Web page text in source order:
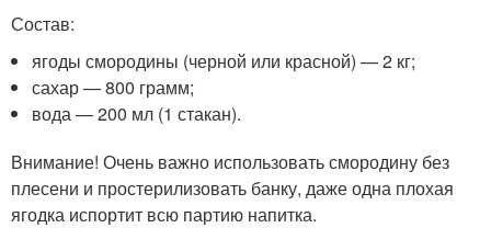
Состав:
ягоды смородины (черной или красной) — 2 кг;
сахар — 800 грамм;
вода — 200 мл (1 стакан).
Внимание! Очень важно использовать смородину без
плесени и простерилизовать банку, даже одна плохая
ягодка испортит всю партию напитка.